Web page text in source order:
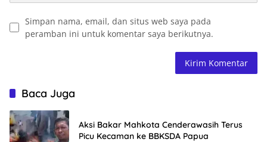
Simpan nama, email, dan situs web saya pada
peramban ini untuk komentar saya berikutnya.
Baca Juga
Aksi Bakar Mahkota Cenderawasih Terus
Picu Kecaman ke BBKSDA Papua